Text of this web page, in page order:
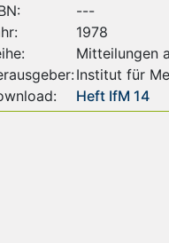
---
1978
Mitteilungen
Institut für
Heft IfM 14